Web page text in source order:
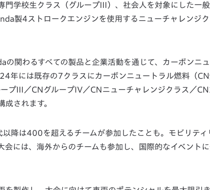
学校生クラス（グループIII）、社会人を対象にした一般
製4ストロークエンジンを使用するニューチャレンジク
関わるすべての製品と企業活動を通じて、カーボンニ
年には既存の7クラスにカーボンニュートラル燃料（
プIII／CNグループIV／CNニューチャレンジクラス／
されます。
降は400を超えるチームが参加したことも。モビリティ
には、海外からのチームも参加し、国際的なイベント